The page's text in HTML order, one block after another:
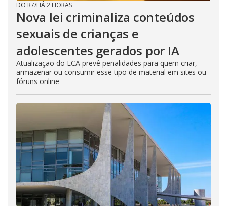
DO R7/HÁ 2 HORAS
Nova lei criminaliza conteúdos
sexuais de crianças e
adolescentes gerados por IA
Atualização do ECA prevê penalidades para quem criar,
armazenar ou consumir esse tipo de material em sites ou
fóruns online